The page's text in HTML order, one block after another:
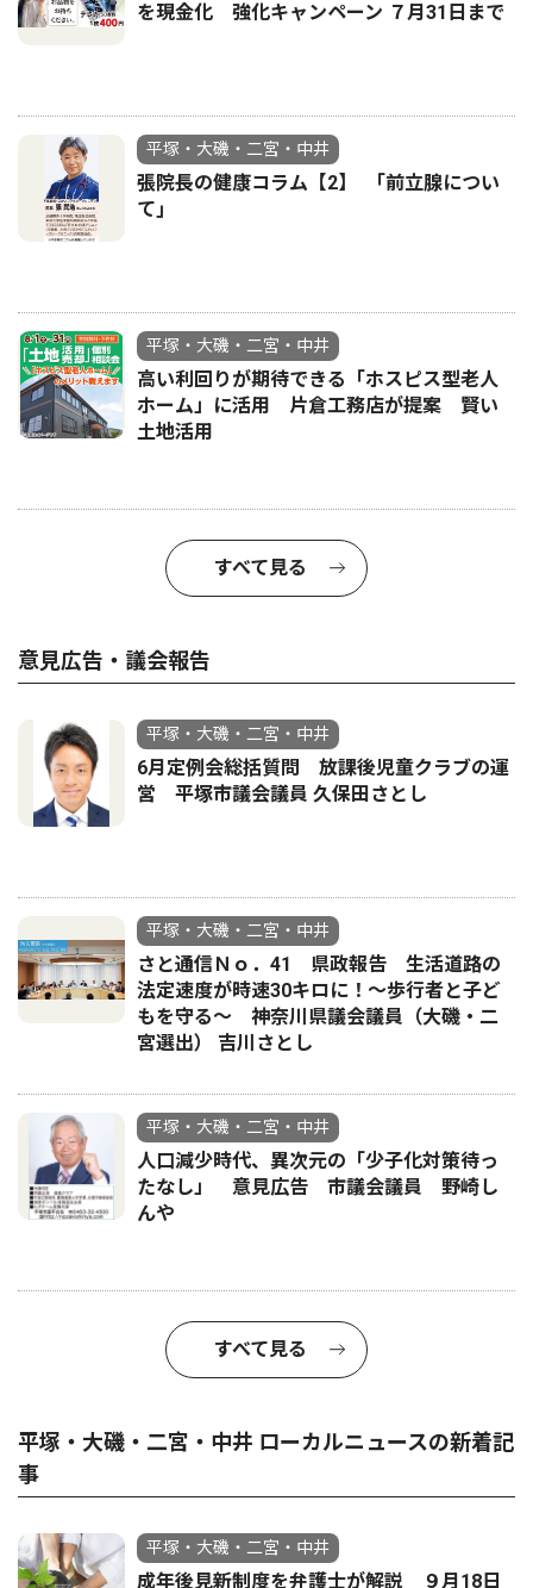
を現金化 強化キャンペーン ７月31日まで
平塚・大磯・二宮・中井
張院長の健康コラム【2】 ｢前立腺につい
て｣
平塚・大磯・二宮・中井
高い利回りが期待できる「ホスピス型老人
ホーム」に活用 片倉工務店が提案 賢い
土地活用
すべて見る
意見広告・議会報告
平塚・大磯・二宮・中井
6月定例会総括質問 放課後児童クラブの運
営 平塚市議会議員 久保田さとし
平塚・大磯・二宮・中井
さと通信Ｎｏ．41 県政報告 生活道路の
法定速度が時速30キロに！〜歩行者と子ど
もを守る〜 神奈川県議会議員（大磯・二
宮選出） 吉川さとし
平塚・大磯・二宮・中井
人口減少時代、異次元の「少子化対策待っ
たなし」 意見広告 市議会議員 野崎し
んや
すべて見る
平塚・大磯・二宮・中井 ローカルニュースの新着記
事
平塚・大磯・二宮・中井
成年後見新制度を弁護士が解説 ９月18日